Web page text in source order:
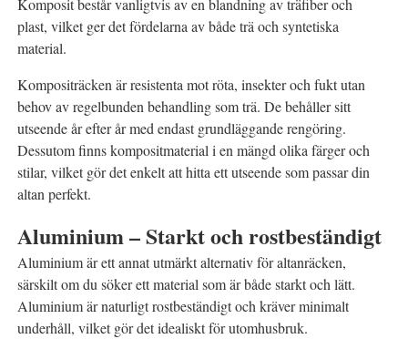
Komposit består vanligtvis av en blandning av träfiber och
plast, vilket ger det fördelarna av både trä och syntetiska
material.
Kompositräcken är resistenta mot röta, insekter och fukt utan
behov av regelbunden behandling som trä. De behåller sitt
utseende år efter år med endast grundläggande rengöring.
Dessutom finns kompositmaterial i en mängd olika färger och
stilar, vilket gör det enkelt att hitta ett utseende som passar din
altan perfekt.
Aluminium – Starkt och rostbeständigt
Aluminium är ett annat utmärkt alternativ för altanräcken,
särskilt om du söker ett material som är både starkt och lätt.
Aluminium är naturligt rostbeständigt och kräver minimalt
underhåll, vilket gör det idealiskt för utomhusbruk.